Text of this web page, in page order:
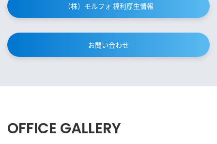
（株）モルフォ 福利厚生情報
お問い合わせ
OFFICE GALLERY